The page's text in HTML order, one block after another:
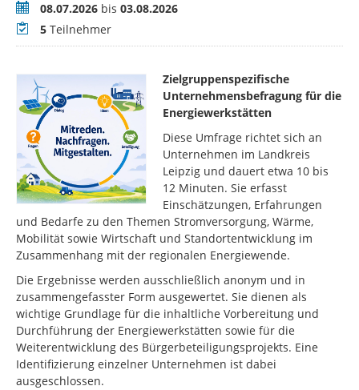
Zeitraum08.07.2026 bis 03.08.2026
Teilnehmer
5 Teilnehmer
Zielgruppenspezifische
Unternehmensbefragung für die
Energiewerkstätten
Diese Umfrage richtet sich an
Unternehmen im Landkreis
Leipzig und dauert etwa 10 bis
12 Minuten. Sie erfasst
Einschätzungen, Erfahrungen
und Bedarfe zu den Themen Stromversorgung, Wärme,
Mobilität sowie Wirtschaft und Standortentwicklung im
Zusammenhang mit der regionalen Energiewende.
Die Ergebnisse werden ausschließlich anonym und in
zusammengefasster Form ausgewertet. Sie dienen als
wichtige Grundlage für die inhaltliche Vorbereitung und
Durchführung der Energiewerkstätten sowie für die
Weiterentwicklung des Bürgerbeteiligungsprojekts. Eine
Identifizierung einzelner Unternehmen ist dabei
ausgeschlossen.